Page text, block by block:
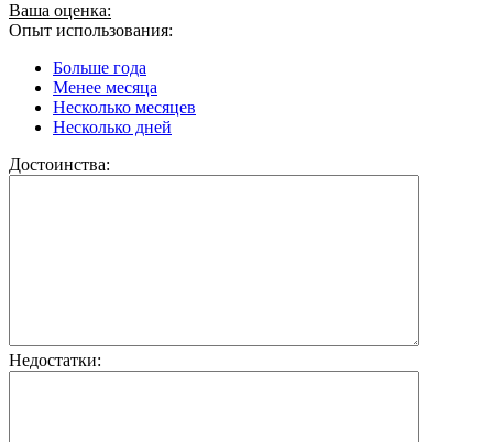
Ваша оценка:
Опыт использования:
Больше года
Менее месяца
Несколько месяцев
Несколько дней
Достоинства:
Недостатки: